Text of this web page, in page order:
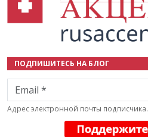
ПОДПИШИТЕСЬ НА БЛОГ
Email
Адрес электронной почты подписчика.